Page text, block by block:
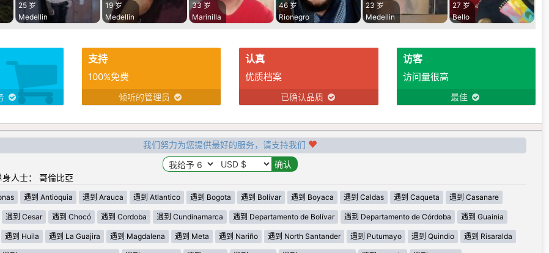
25 岁
Medellin
19 岁
Medellin
33 岁
Marinilla
46 岁
Rionegro
23 岁
Medellin
27 岁
Bello
支持
100%免费
倾听的管理员
认真
优质档案
已确认品质
访客
访问量很高
最佳
我们努力为您提供最好的服务，请支持我们
人士： 哥倫比亞
遇到 Antioquia 遇到 Arauca 遇到 Atlantico 遇到 Bogota 遇到 Bolívar 遇到 Boyaca 遇到 Caldas 遇到 Caqueta 遇到 Casanare
遇到 Cesar 遇到 Chocó 遇到 Cordoba 遇到 Cundinamarca 遇到 Departamento de Bolívar 遇到 Departamento de Córdoba 遇到 Guainia
遇到 Huila 遇到 La Guajira 遇到 Magdalena 遇到 Meta 遇到 Nariño 遇到 North Santander 遇到 Putumayo 遇到 Quindio 遇到 Risaralda